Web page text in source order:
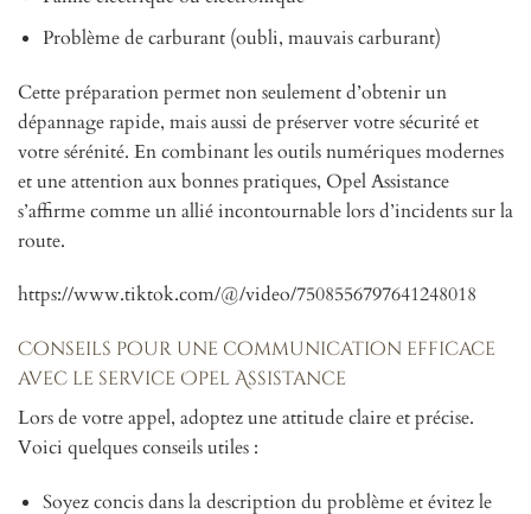
Problème de carburant (oubli, mauvais carburant)
Cette préparation permet non seulement d’obtenir un
dépannage rapide, mais aussi de préserver votre sécurité et
votre sérénité. En combinant les outils numériques modernes
et une attention aux bonnes pratiques, Opel Assistance
s’affirme comme un allié incontournable lors d’incidents sur la
route.
https://www.tiktok.com/@/video/7508556797641248018
Conseils pour une communication efficace
avec le service Opel Assistance
Lors de votre appel, adoptez une attitude claire et précise.
Voici quelques conseils utiles :
Soyez concis dans la description du problème et évitez le